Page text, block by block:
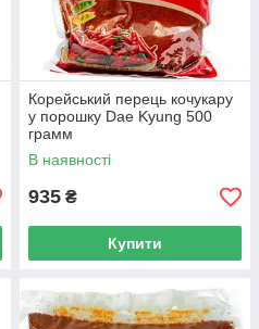
Корейський перець кочукару
у порошку Dae Kyung 500
грамм
В наявності
935 ₴
Купити